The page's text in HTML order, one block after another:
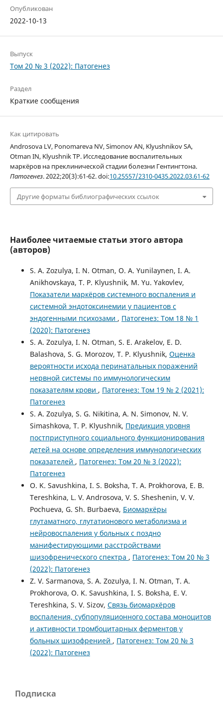
Опубликован
2022-10-13
Выпуск
Том 20 № 3 (2022): Патогенез
Раздел
Краткие сообщения
Как цитировать
Androsova LV, Ponomareva NV, Simonov AN, Klyushnikov SA,
Otman IN, Klyushnik TP. Исследование воспалительных
маркёров на преклинической стадии болезни Гентингтона.
Патогенез. 2022;20(3):61-62. doi:10.25557/2310-0435.2022.03.61-62
Другие форматы библиографических ссылок
Наиболее читаемые статьи этого автора
(авторов)
S. A. Zozulya, I. N. Otman, O. A. Yunilaynen, I. A.
Anikhovskaya, T. P. Klyushnik, M. Yu. Yakovlev,
Показатели маркёров системного воспаления и
системной эндотоксинемии у пациентов с
эндогенными психозами , Патогенез: Том 18 № 1
(2020): Патогенез
S. A. Zozulya, I. N. Otman, S. E. Arakelov, E. D.
Balashova, S. G. Morozov, T. P. Klyushnik, Оценка
вероятности исхода перинатальных поражений
нервной системы по иммунологическим
показателям крови , Патогенез: Том 19 № 2 (2021):
Патогенез
S. A. Zozulya, S. G. Nikitina, A. N. Simonov, N. V.
Simashkova, T. P. Klyushnik, Предикция уровня
постприступного социального функционирования
детей на основе определения иммунологических
показателей , Патогенез: Том 20 № 3 (2022):
Патогенез
O. K. Savushkina, I. S. Boksha, T. A. Prokhorova, E. B.
Tereshkina, L. V. Androsova, V. S. Sheshenin, V. V.
Pochueva, G. Sh. Burbaeva, Биомаркёры
глутаматного, глутатионового метаболизма и
нейровоспаления у больных с поздно
манифестирующими расстройствами
шизофренического спектра , Патогенез: Том 20 № 3
(2022): Патогенез
Z. V. Sarmanova, S. A. Zozulya, I. N. Otman, T. A.
Prokhorova, O. K. Savushkina, I. S. Boksha, E. V.
Tereshkina, S. V. Sizov, Связь биомаркёров
воспаления, субпопуляционного состава моноцитов
и активности тромбоцитарных ферментов у
больных шизофренией , Патогенез: Том 20 № 3
(2022): Патогенез
Подписка